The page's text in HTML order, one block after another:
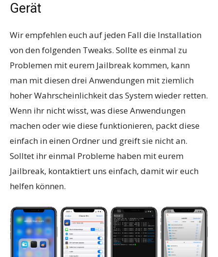
Gerät
Wir empfehlen euch auf jeden Fall die Installation
von den folgenden Tweaks. Sollte es einmal zu
Problemen mit eurem Jailbreak kommen, kann
man mit diesen drei Anwendungen mit ziemlich
hoher Wahrscheinlichkeit das System wieder retten.
Wenn ihr nicht wisst, was diese Anwendungen
machen oder wie diese funktionieren, packt diese
einfach in einen Ordner und greift sie nicht an.
Solltet ihr einmal Probleme haben mit eurem
Jailbreak, kontaktiert uns einfach, damit wir euch
helfen können.